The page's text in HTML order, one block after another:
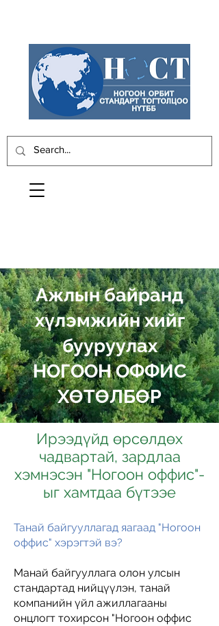
Ажлын байранд
хүлэмжийн хийг
бууруулах
НОГООН ОФФИС
ХӨТӨЛБӨР
Танай байгууллагад яагаад "Ногоон
оффис" хэрэгтэй вэ?
Манай байгууллага олон улсын
стандартад нийцүүлэн, танай
компанийн үйл ажиллагааны
онцлогт тохирсон "Ногоон оффис
Ирээдүйд өрсөлдөх
чадвартай, зардлаа
хэмнэсэн "Ногоон оффис"-
ыг хамтдаа бүтээе